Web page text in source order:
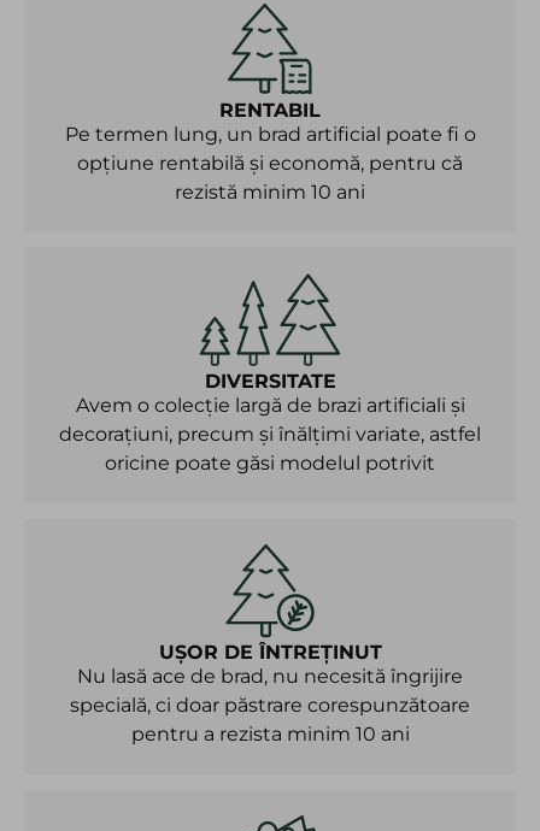
RENTABIL
Pe termen lung, un brad artificial poate fi o
opțiune rentabilă și economă, pentru că
rezistă minim 10 ani
DIVERSITATE
Avem o colecție largă de brazi artificiali și
decorațiuni, precum și înălțimi variate, astfel
oricine poate găsi modelul potrivit
UȘOR DE ÎNTREȚINUT
Nu lasă ace de brad, nu necesită îngrijire
specială, ci doar păstrare corespunzătoare
pentru a rezista minim 10 ani